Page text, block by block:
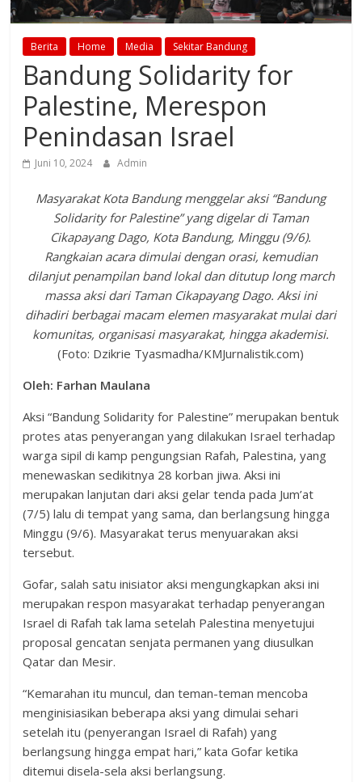
Berita Home Media Sekitar Bandung
Bandung Solidarity for
Palestine, Merespon
Penindasan Israel
Juni 10, 2024 Admin
Masyarakat Kota Bandung menggelar aksi “Bandung
Solidarity for Palestine” yang digelar di Taman
Cikapayang Dago, Kota Bandung, Minggu (9/6).
Rangkaian acara dimulai dengan orasi, kemudian
dilanjut penampilan band lokal dan ditutup long march
massa aksi dari Taman Cikapayang Dago. Aksi ini
dihadiri berbagai macam elemen masyarakat mulai dari
komunitas, organisasi masyarakat, hingga akademisi.
(Foto: Dzikrie Tyasmadha/KMJurnalistik.com)
Oleh: Farhan Maulana
Aksi “Bandung Solidarity for Palestine” merupakan bentuk
protes atas penyerangan yang dilakukan Israel terhadap
warga sipil di kamp pengungsian Rafah, Palestina, yang
menewaskan sedikitnya 28 korban jiwa. Aksi ini
merupakan lanjutan dari aksi gelar tenda pada Jum’at
(7/5) lalu di tempat yang sama, dan berlangsung hingga
Minggu (9/6). Masyarakat terus menyuarakan aksi
tersebut.
Gofar, salah satu inisiator aksi mengungkapkan aksi ini
merupakan respon masyarakat terhadap penyerangan
Israel di Rafah tak lama setelah Palestina menyetujui
proposal gencatan senjata permanen yang diusulkan
Qatar dan Mesir.
“Kemarahan itu muncul, dan teman-teman mencoba
menginisiasikan beberapa aksi yang dimulai sehari
setelah itu (penyerangan Israel di Rafah) yang
berlangsung hingga empat hari,” kata Gofar ketika
ditemui disela-sela aksi berlangsung.